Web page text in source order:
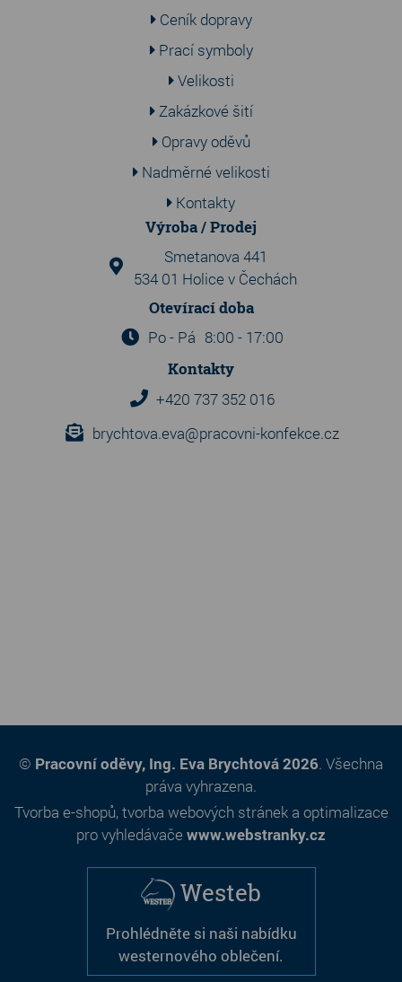
Ceník dopravy
Prací symboly
Velikosti
Zakázkové šití
Opravy oděvů
Nadměrné velikosti
Kontakty
Výroba / Prodej
Smetanova 441
534 01 Holice v Čechách
Otevírací doba
Po - Pá 8:00 - 17:00
Kontakty
+420 737 352 016
brychtova.eva@pracovni-konfekce.cz
© Pracovní oděvy, Ing. Eva Brychtová 2026. Všechna
práva vyhrazena.
Tvorba e-shopů,tvorba webových stráneka optimalizace
pro vyhledávače www.webstranky.cz
Westeb
Prohlédněte si naši nabídku
westernového oblečení.